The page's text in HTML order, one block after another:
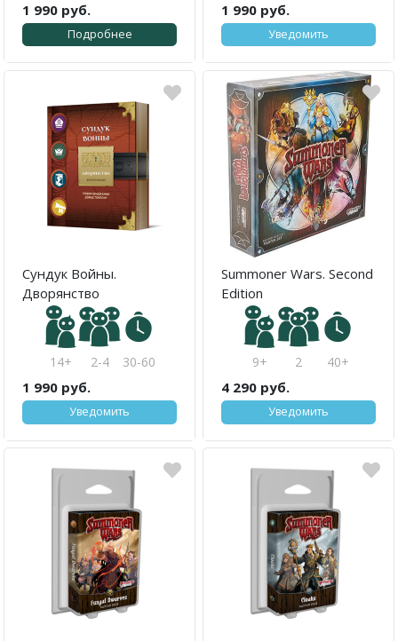
1 990 руб.
Подробнее
1 990 руб.
Уведомить
Сундук Войны.
Дворянство
14+ 2-4 30-60
1 990 руб.
Уведомить
Summoner Wars. Second
Edition
9+ 2 40+
4 290 руб.
Уведомить